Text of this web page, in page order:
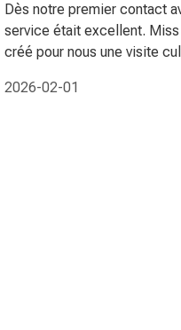
Dès notre premier contact
service était excellent. Miss
créé pour nous une visite
2026-02-01